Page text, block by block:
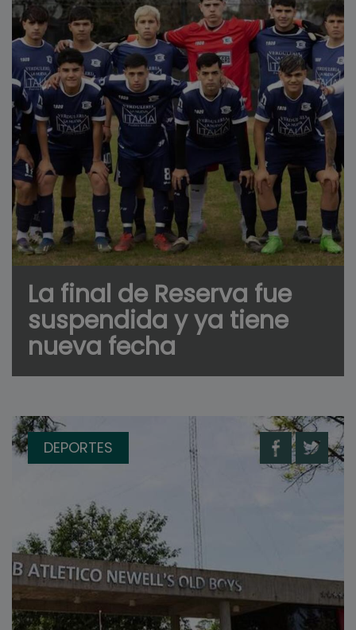
La final de Reserva fue
suspendida y ya tiene
nueva fecha
DEPORTES